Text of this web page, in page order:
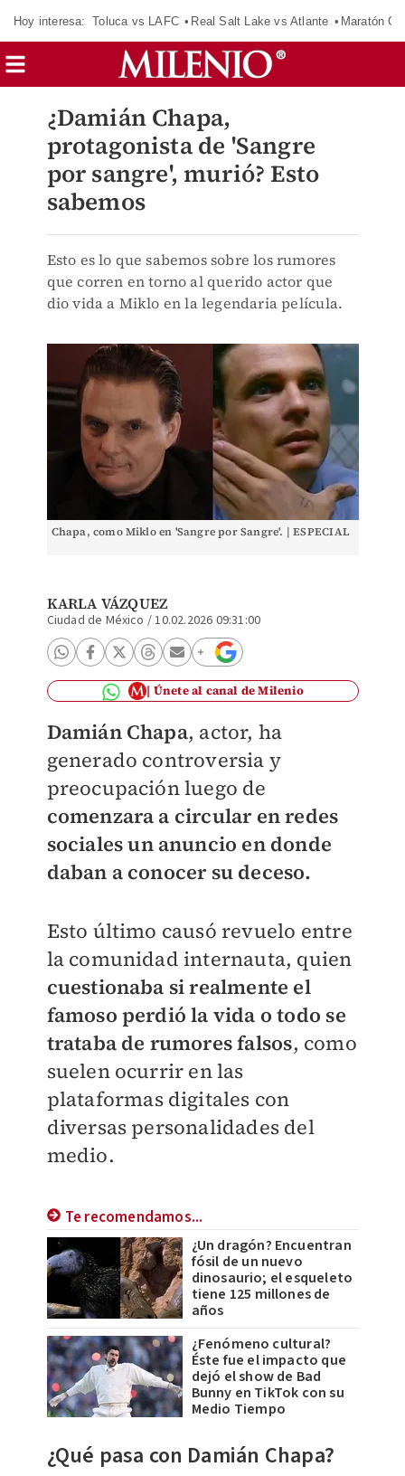
Hoy interesa: Toluca vs LAFC Real Salt Lake vs Atlante Maratón
¿Damián Chapa,
protagonista de 'Sangre
por sangre', murió? Esto
sabemos
Esto es lo que sabemos sobre los rumores
que corren en torno al querido actor que
dio vida a Miklo en la legendaria película.
Chapa, como Miklo en 'Sangre por Sangre'. | ESPECIAL
KARLA VÁZQUEZ
Ciudad de México /10.02.2026 09:31:00
Únete al canal de Milenio
Damián Chapa, actor, ha
generado controversia y
preocupación luego de
comenzara a circular en redes
sociales un anuncio en donde
daban a conocer su deceso.
Esto último causó revuelo entre
la comunidad internauta, quien
cuestionaba si realmente el
famoso perdió la vida o todo se
trataba de rumores falsos, como
suelen ocurrir en las
plataformas digitales con
diversas personalidades del
medio.
Te recomendamos...
¿Un dragón? Encuentran
fósil de un nuevo
dinosaurio; el esqueleto
tiene 125 millones de
años
¿Fenómeno cultural?
Éste fue el impacto que
dejó el show de Bad
Bunny en TikTok con su
Medio Tiempo
¿Qué pasa con Damián Chapa?